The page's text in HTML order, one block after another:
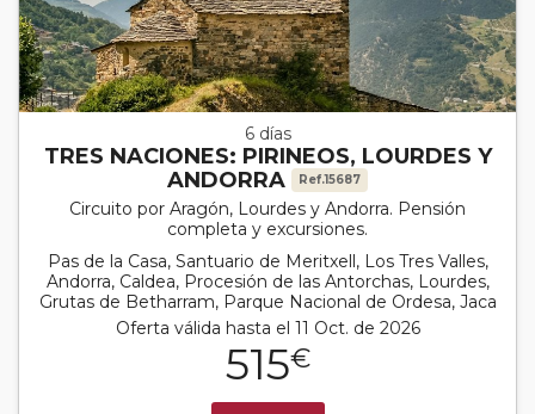
6 días
TRES NACIONES: PIRINEOS, LOURDES Y
ANDORRA
Ref.15687
Circuito por Aragón, Lourdes y Andorra. Pensión
completa y excursiones.
Pas de la Casa, Santuario de Meritxell, Los Tres Valles,
Andorra, Caldea, Procesión de las Antorchas, Lourdes,
Grutas de Betharram, Parque Nacional de Ordesa, Jaca
Oferta válida hasta el 11 Oct. de 2026
515€